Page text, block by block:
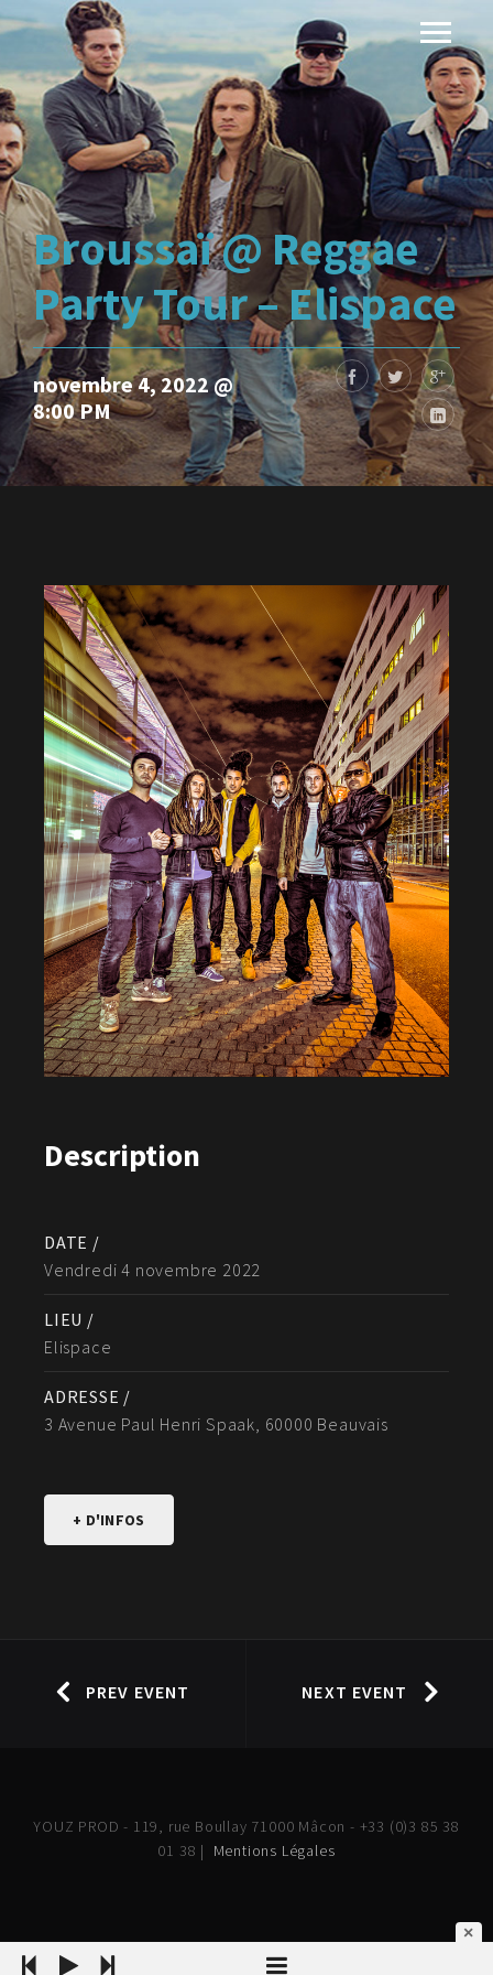
Broussaï @ Reggae
Party Tour – Elispace
novembre 4, 2022 @
8:00 PM
Description
DATE /
Vendredi 4 novembre 2022
LIEU /
Elispace
ADRESSE /
3 Avenue Paul Henri Spaak, 60000 Beauvais
+ D'INFOS
PREV EVENT NEXT EVENT
YOUZ PROD - 119, rue Boullay 71000 Mâcon - +33 (0)3 85 38
01 38 | Mentions Légales